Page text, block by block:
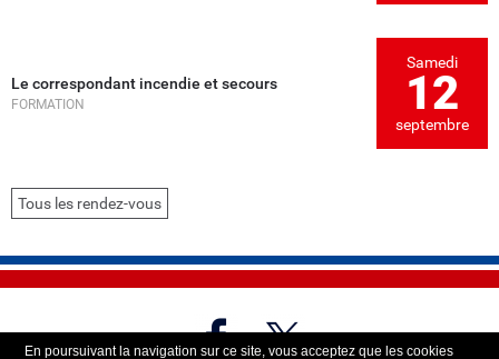
En poursuivant la navigation sur ce site, vous acceptez que les cookies
Le correspondant incendie et secours
FORMATION
Samedi
12
septembre
Tous les rendez-vous